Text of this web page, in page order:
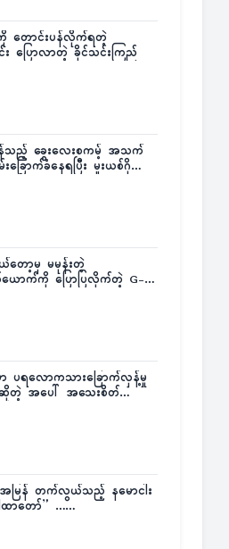
တောင်းပန်လိုက်ရတဲ့
း ပြောလာတဲ့ ခိုင်သင်းကြည်
န်သည့် ခွေးလေးစကမ့် အသက်
းခြောက်ခံနေရပြီး မူးယစ်ဂိုဏ်း
ော့မှ မမုန်းတဲ့
ောက်ကို ပြောပြလိုက်တဲ့ G-
ပရလောကသားခြောက်လှန့်မှု
တဲ့ အပေါ် အသေးစိတ်
အမြန် တက်လွယ်သည့် နမောငါး
ထာတော်” ……